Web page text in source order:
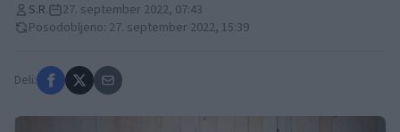
S.R.
27. september 2022, 07:43
Posodobljeno: 27. september 2022, 15:39
Deli: